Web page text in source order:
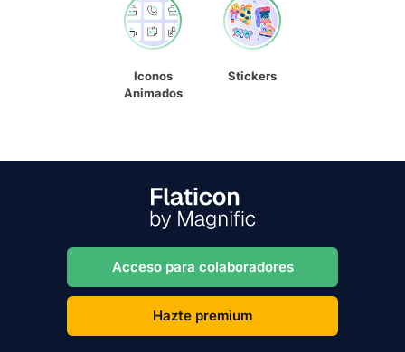
Iconos
Animados
Stickers
Acceso para colaboradores
Hazte premium